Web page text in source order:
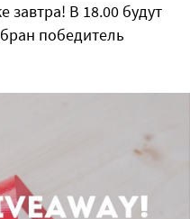
завтра! В 18.00 будут
победитель